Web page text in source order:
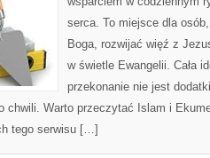
serca. To miejsce dla
Boga, rozwijać więź z
w świetle Ewangelii. Cała
przekonanie nie jest
chwili. Warto przeczytać Islam i
tego serwisu […]